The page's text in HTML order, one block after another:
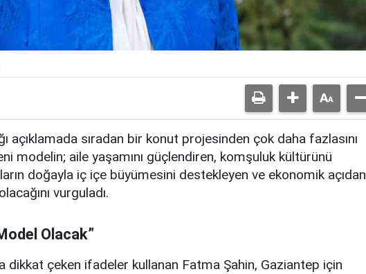
açıklamada sıradan bir konut projesinden çok daha fazlasını
modelin; aile yaşamını güçlendiren, komşuluk kültürünü
doğayla iç içe büyümesini destekleyen ve ekonomik açıdan
vurguladı.
Olacak”
dikkat çeken ifadeler kullanan Fatma Şahin, Gaziantep için